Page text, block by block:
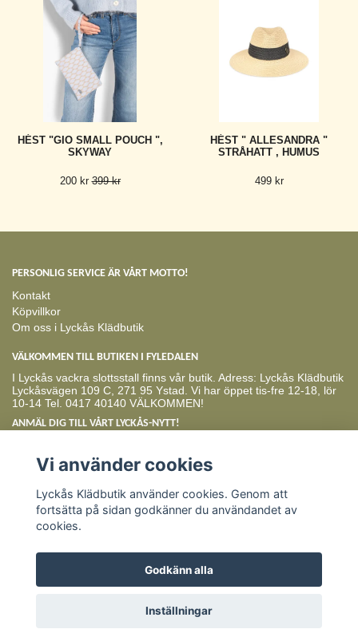
HÉST "GIO SMALL POUCH ",
SKYWAY
200 kr399 kr
HÉST " ALLESANDRA "
STRÅHATT , HUMUS
499 kr
PERSONLIG SERVICE ÄR VÅRT MOTTO!
Kontakt
Köpvillkor
Om oss i Lyckås Klädbutik
VÄLKOMMEN TILL BUTIKEN I FYLEDALEN
I Lyckås vackra slottsstall finns vår butik. Adress: Lyckås Klädbutik
Lyckåsvägen 109 C, 271 95 Ystad. Vi har öppet tis-fre 12-18, lör
10-14 Tel. 0417 40140 VÄLKOMMEN!
ANMÄL DIG TILL VÅRT LYCKÅS-NYTT!
© Copyright Lyckås Klädbutik
Vi använder cookies
Lyckås Klädbutik använder cookies. Genom att
fortsätta på sidan godkänner du användandet av
cookies.
Godkänn alla
Inställningar